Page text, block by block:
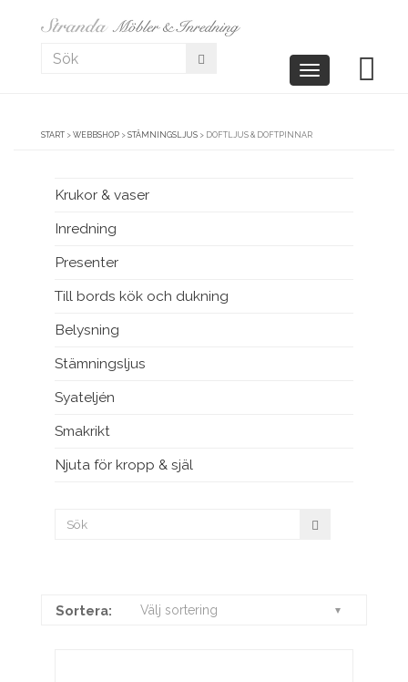
Toggle
START > WEBBSHOP > STÄMNINGSLJUS > DOFTLJUS & DOFTPINNAR
Krukor & vaser
Inredning
Presenter
Till bords kök och dukning
Belysning
Stämningsljus
Syateljén
Smakrikt
Njuta för kropp & själ
Välj sortering
Sortera: